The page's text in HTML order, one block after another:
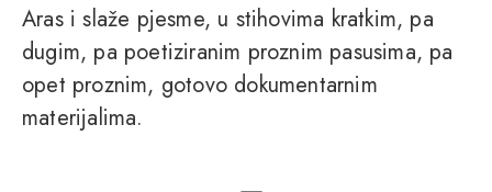
Aras i slaže pjesme, u stihovima kratkim, pa
dugim, pa poetiziranim proznim pasusima, pa
opet proznim, gotovo dokumentarnim
materijalima.